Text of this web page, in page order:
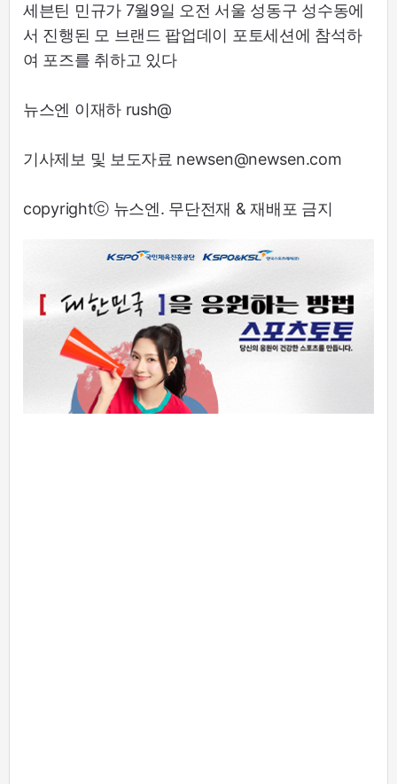
세븐틴 민규가 7월9일 오전 서울 성동구 성수동에
서 진행된 모 브랜드 팝업데이 포토세션에 참석하
여 포즈를 취하고 있다
뉴스엔 이재하 rush@
기사제보 및 보도자료 newsen@newsen.com
copyrightⓒ 뉴스엔. 무단전재 & 재배포 금지